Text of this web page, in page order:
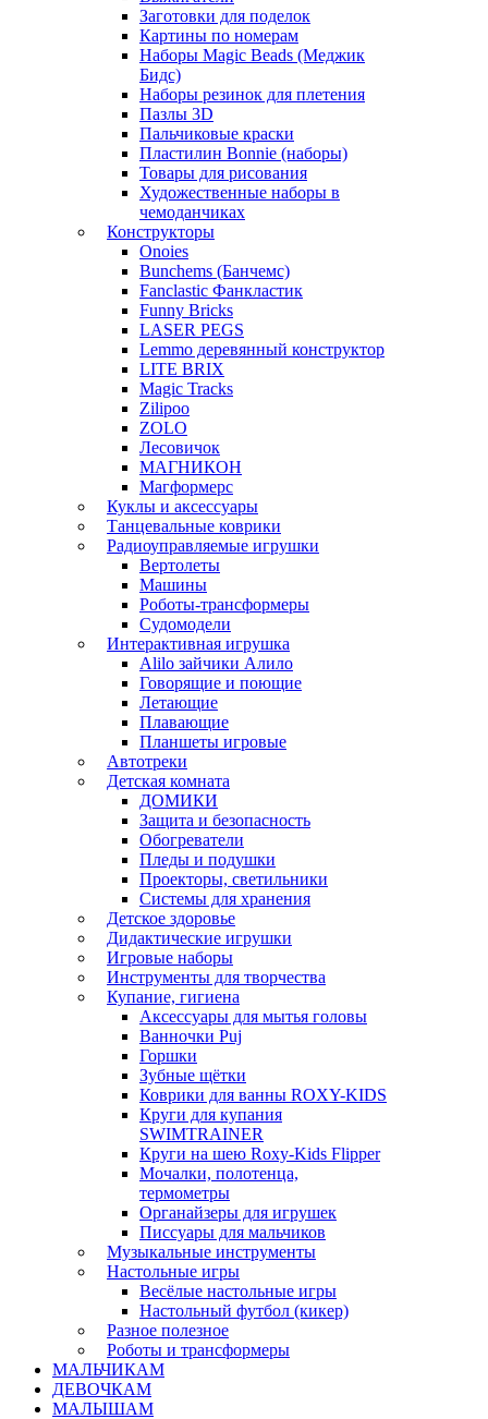
Заготовки для поделок
Картины по номерам
Наборы Magic Beads (Меджик
Бидс)
Наборы резинок для плетения
Пазлы 3D
Пальчиковые краски
Пластилин Bonnie (наборы)
Товары для рисования
Художественные наборы в
чемоданчиках
Конструкторы
Onoies
Bunchems (Банчемс)
Fanclastic Фанкластик
Funny Bricks
LASER PEGS
Lemmo деревянный конструктор
LITE BRIX
Magic Tracks
Zilipoo
ZOLO
Лесовичок
МАГНИКОН
Магформерс
Куклы и аксессуары
Танцевальные коврики
Радиоуправляемые игрушки
Вертолеты
Машины
Роботы-трансформеры
Судомодели
Интерактивная игрушка
Alilo зайчики Алило
Говорящие и поющие
Летающие
Плавающие
Планшеты игровые
Автотреки
Детская комната
ДОМИКИ
Защита и безопасность
Обогреватели
Пледы и подушки
Проекторы, светильники
Системы для хранения
Детское здоровье
Дидактические игрушки
Игровые наборы
Инструменты для творчества
Купание, гигиена
Аксессуары для мытья головы
Ванночки Puj
Горшки
Зубные щётки
Коврики для ванны ROXY-KIDS
Круги для купания
SWIMTRAINER
Круги на шею Roxy-Kids Flipper
Мочалки, полотенца,
термометры
Органайзеры для игрушек
Писсуары для мальчиков
Музыкальные инструменты
Настольные игры
Весёлые настольные игры
Настольный футбол (кикер)
Разное полезное
Роботы и трансформеры
МАЛЬЧИКАМ
ДЕВОЧКАМ
МАЛЫШАМ